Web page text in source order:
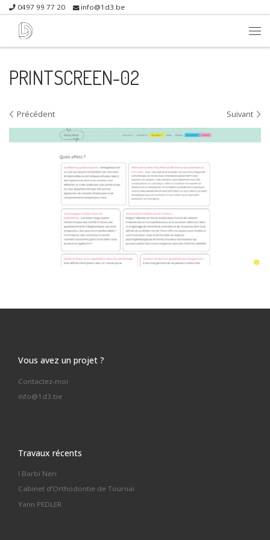
Skip to content
0497 99 77 20 info@1d3.be
PRINTSCREEN-02
Navigation dans les images
Précédent Suivant
Vous avez un projet ?
Contactez-moi
info@1d3.be
Travaux récents
I Barbi Neri
Cabinet d’Orthodontie de Tournai
Yann PEDLER